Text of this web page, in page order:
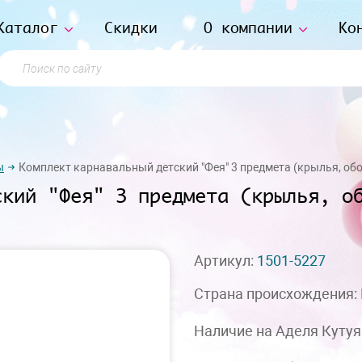
Скидки О компании
по сайту
Комплект карнавальный детский "Фея" 3 предмета (крылья,
"Фея" 3 предмета (крылья,
Артикул: 1501-5227
Страна происхождения:
Наличие на Аделя